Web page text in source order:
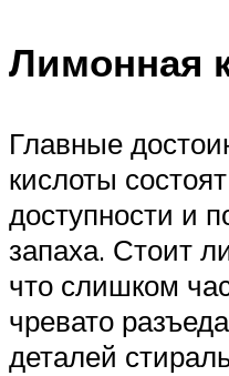
Лимонная
Главные
кислоты
доступности и
запаха. Стоит
что слишком
чревато
деталей